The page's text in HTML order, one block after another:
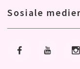
Sosiale medier
Gå til Facebook
Gå til